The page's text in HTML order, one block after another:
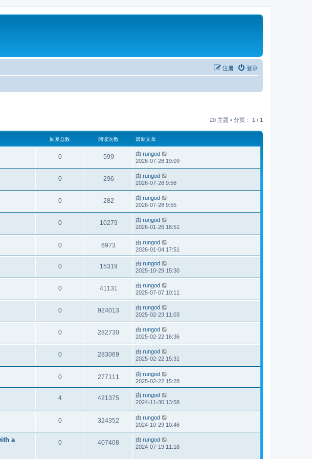
登录
注册
20 主题 • 分页： 1 / 1
回复总数 阅读次数 最新文章
0 599 由 rungod
2026-07-28 19:09
0 296 由 rungod
2026-07-28 9:56
0 282 由 rungod
2026-07-28 9:55
0 10279 由 rungod
2026-01-26 18:51
0 6973 由 rungod
2026-01-04 17:51
0 15319 由 rungod
2025-10-29 15:30
0 41131 由 rungod
2025-07-07 10:11
0 924013 由 rungod
2025-02-23 11:03
0 282730 由 rungod
2025-02-22 16:36
0 283069 由 rungod
2025-02-22 15:31
0 277111 由 rungod
2025-02-22 15:28
4 421375 由 rungod
2024-11-30 13:58
0 324352 由 rungod
2024-10-29 10:46
a
0 407408 由 rungod
2024-07-19 11:18